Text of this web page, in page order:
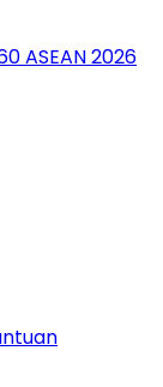
ASEAN 2026